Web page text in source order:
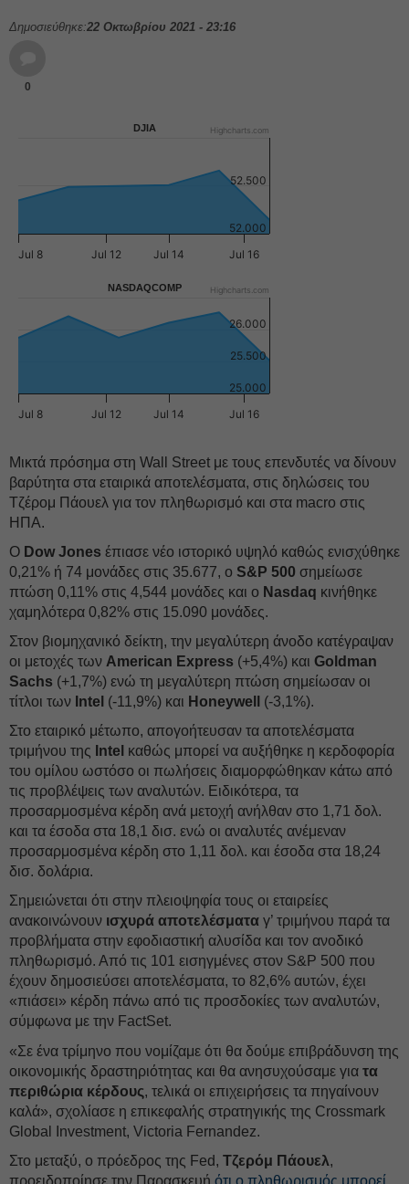
Δημοσιεύθηκε:22 Οκτωβρίου 2021 - 23:16
0
DJIA
Jul 8 Jul 12 Jul 14 Jul 16
52.000
52.500
Highcharts.com
NASDAQCOMP
Jul 8 Jul 12 Jul 14 Jul 16
25.000
25.500
26.000
Highcharts.com
Μικτά πρόσημα στη Wall Street με τους επενδυτές να δίνουν
βαρύτητα στα εταιρικά αποτελέσματα, στις δηλώσεις του
Τζέρομ Πάουελ για τον πληθωρισμό και στα macro στις
ΗΠΑ.
Ο Dow Jones έπιασε νέο ιστορικό υψηλό καθώς ενισχύθηκε
0,21% ή 74 μονάδες στις 35.677, ο S&P 500 σημείωσε
πτώση 0,11% στις 4,544 μονάδες και o Nasdaq κινήθηκε
χαμηλότερα 0,82% στις 15.090 μονάδες.
Στον βιομηχανικό δείκτη, την μεγαλύτερη άνοδο κατέγραψαν
οι μετοχές των American Express (+5,4%) και Goldman
Sachs (+1,7%) ενώ τη μεγαλύτερη πτώση σημείωσαν οι
τίτλοι των Intel (-11,9%) και Honeywell
(-3,1%).
Στο εταιρικό μέτωπο, απογοήτευσαν τα αποτελέσματα
τριμήνου της Intel καθώς μπορεί να αυξήθηκε η κερδοφορία
του ομίλου ωστόσο οι πωλήσεις διαμορφώθηκαν κάτω από
τις προβλέψεις των αναλυτών. Ειδικότερα, τα
προσαρμοσμένα κέρδη ανά μετοχή ανήλθαν στο 1,71 δολ.
και τα έσοδα στα 18,1 δισ. ενώ οι αναλυτές ανέμεναν
προσαρμοσμένα κέρδη στο 1,11 δολ. και έσοδα στα 18,24
δισ. δολάρια.
Σημειώνεται ότι στην πλειοψηφία τους οι εταιρείες
ανακοινώνουν ισχυρά αποτελέσματα γ’ τριμήνου παρά τα
προβλήματα στην εφοδιαστική αλυσίδα και τον ανοδικό
πληθωρισμό. Από τις 101 εισηγμένες στον S&P 500 που
έχουν δημοσιεύσει αποτελέσματα, το 82,6% αυτών, έχει
«πιάσει» κέρδη πάνω από τις προσδοκίες των αναλυτών,
σύμφωνα με την FactSet.
«Σε ένα τρίμηνο που νομίζαμε ότι θα δούμε επιβράδυνση της
οικονομικής δραστηριότητας και θα ανησυχούσαμε για τα
περιθώρια κέρδους, τελικά οι επιχειρήσεις τα πηγαίνουν
καλά», σχολίασε η επικεφαλής στρατηγικής της Crossmark
Global Investment, Victoria Fernandez.
Στο μεταξύ, ο πρόεδρος της Fed, Τζερόμ Πάουελ,
προειδοποίησε την Παρασκευή ότι ο πληθωρισμός μπορεί